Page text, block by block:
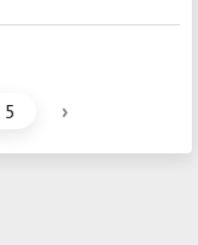
5 ›